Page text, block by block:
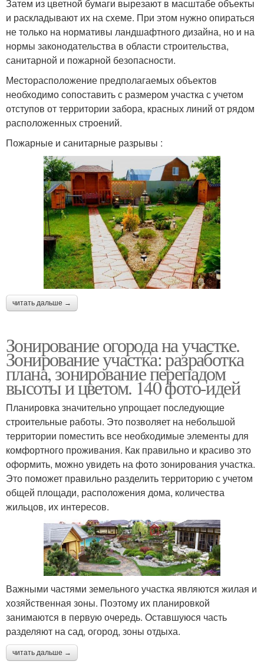
Затем из цветной бумаги вырезают в масштабе объекты
и раскладывают их на схеме. При этом нужно опираться
не только на нормативы ландшафтного дизайна, но и на
нормы законодательства в области строительства,
санитарной и пожарной безопасности.
Месторасположение предполагаемых объектов
необходимо сопоставить с размером участка с учетом
отступов от территории забора, красных линий от рядом
расположенных строений.
Пожарные и санитарные разрывы :
читать дальше →
Зонирование огорода на участке.
Зонирование участка: разработка
плана, зонирование перепадом
высоты и цветом. 140 фото-идей
Планировка значительно упрощает последующие
строительные работы. Это позволяет на небольшой
территории поместить все необходимые элементы для
комфортного проживания. Как правильно и красиво это
оформить, можно увидеть на фото зонирования участка.
Это поможет правильно разделить территорию с учетом
общей площади, расположения дома, количества
жильцов, их интересов.
Важными частями земельного участка являются жилая и
хозяйственная зоны. Поэтому их планировкой
занимаются в первую очередь. Оставшуюся часть
разделяют на сад, огород, зоны отдыха.
читать дальше →